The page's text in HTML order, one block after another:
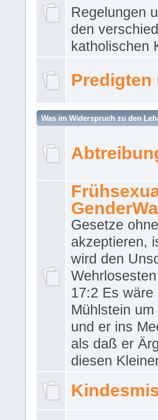
Regelungen
den
katholischen
Predigten
Was im Widerspruch zu den
Gesetze
akzeptieren,
wird den
17:2 Es
Mühlstein
und er ins
als daß er
diesen